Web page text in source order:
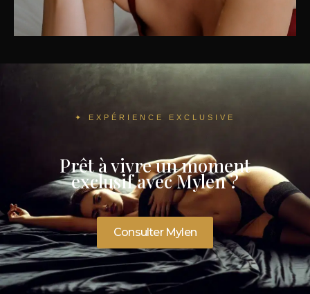
✦ EXPÉRIENCE EXCLUSIVE
Prêt à vivre un moment
exclusif avec Mylen ?
Consulter Mylen